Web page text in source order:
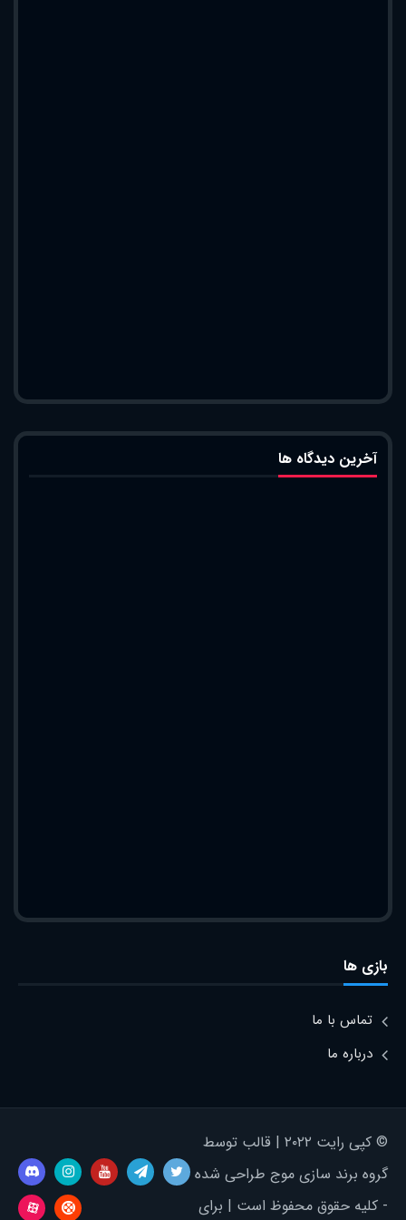
آخرین دیدگاه ها
بازی ها
تماس با ما
درباره ما
© کپی رایت ۲۰۲۲ | قالب توسط
گروه برند سازی موج طراحی شده
- کلیه حقوق محفوظ است | برای